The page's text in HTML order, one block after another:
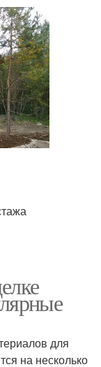
для
на несколько